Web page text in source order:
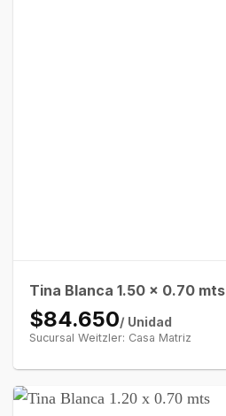
Tina Blanca 1.50 x 0.70 mts
$84.650/ Unidad
Sucursal Weitzler: Casa Matriz